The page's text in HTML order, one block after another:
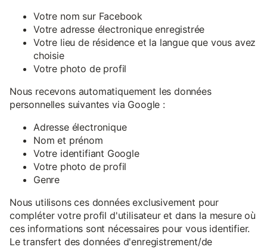
Votre nom sur Facebook
Votre adresse électronique enregistrée
Votre lieu de résidence et la langue que vous avez
choisie
Votre photo de profil
Nous recevons automatiquement les données
personnelles suivantes via Google :
Adresse électronique
Nom et prénom
Votre identifiant Google
Votre photo de profil
Genre
Nous utilisons ces données exclusivement pour
compléter votre profil d'utilisateur et dans la mesure où
ces informations sont nécessaires pour vous identifier.
Le transfert des données d'enregistrement/de